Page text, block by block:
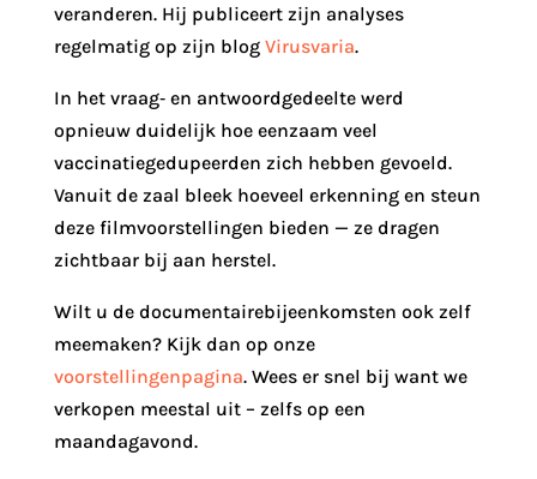
veranderen. Hij publiceert zijn analyses
regelmatig op zijn blog Virusvaria.
In het vraag‑ en antwoordgedeelte werd
opnieuw duidelijk hoe eenzaam veel
vaccinatiegedupeerden zich hebben gevoeld.
Vanuit de zaal bleek hoeveel erkenning en steun
deze filmvoorstellingen bieden — ze dragen
zichtbaar bij aan herstel.
Wilt u de documentairebijeenkomsten ook zelf
meemaken? Kijk dan op onze
voorstellingenpagina. Wees er snel bij want we
verkopen meestal uit – zelfs op een
maandagavond.